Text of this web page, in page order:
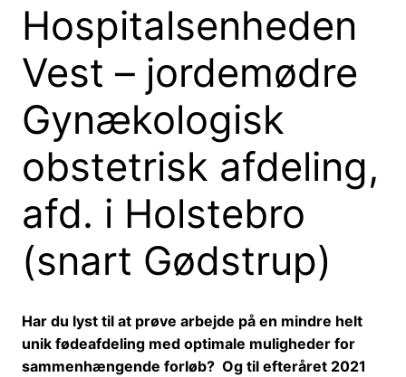
Hospitalsenheden
Vest – jordemødre
Gynækologisk
obstetrisk afdeling,
afd. i Holstebro
(snart Gødstrup)
Har du lyst til at prøve arbejde på en mindre helt
unik fødeafdeling med optimale muligheder for
sammenhængende forløb? Og til efteråret 2021